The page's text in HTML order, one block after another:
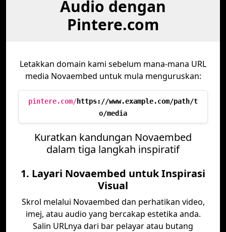
Audio dengan
Pintere.com
Letakkan domain kami sebelum mana-mana URL
media Novaembed untuk mula menguruskan:
pintere.com/https://www.example.com/path/t
o/media
Kuratkan kandungan Novaembed
dalam tiga langkah inspiratif
1. Layari Novaembed untuk Inspirasi
Visual
Skrol melalui Novaembed dan perhatikan video,
imej, atau audio yang bercakap estetika anda.
Salin URLnya dari bar pelayar atau butang